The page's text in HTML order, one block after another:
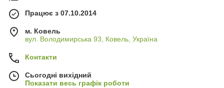
Працює з 07.10.2014
м. Ковель
вул. Володимирська 93, Ковель, Україна
Контакти
Сьогодні вихідний
Показати весь графік роботи